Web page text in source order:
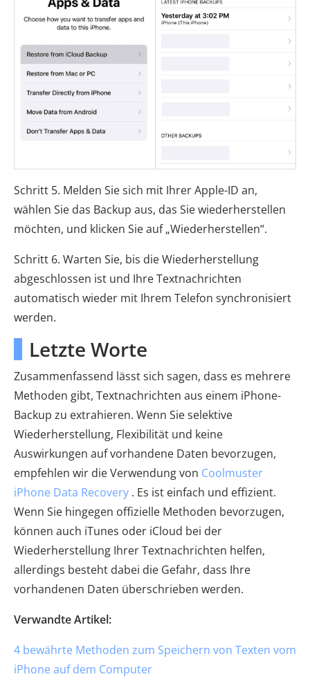
Schritt 5. Melden Sie sich mit Ihrer Apple-ID an,
wählen Sie das Backup aus, das Sie wiederherstellen
möchten, und klicken Sie auf „Wiederherstellen“.
Schritt 6. Warten Sie, bis die Wiederherstellung
abgeschlossen ist und Ihre Textnachrichten
automatisch wieder mit Ihrem Telefon synchronisiert
werden.
Letzte Worte
Zusammenfassend lässt sich sagen, dass es mehrere
Methoden gibt, Textnachrichten aus einem iPhone-
Backup zu extrahieren. Wenn Sie selektive
Wiederherstellung, Flexibilität und keine
Auswirkungen auf vorhandene Daten bevorzugen,
empfehlen wir die Verwendung von Coolmuster
iPhone Data Recovery . Es ist einfach und effizient.
Wenn Sie hingegen offizielle Methoden bevorzugen,
können auch iTunes oder iCloud bei der
Wiederherstellung Ihrer Textnachrichten helfen,
allerdings besteht dabei die Gefahr, dass Ihre
vorhandenen Daten überschrieben werden.
Verwandte Artikel:
4 bewährte Methoden zum Speichern von Texten vom
iPhone auf dem Computer